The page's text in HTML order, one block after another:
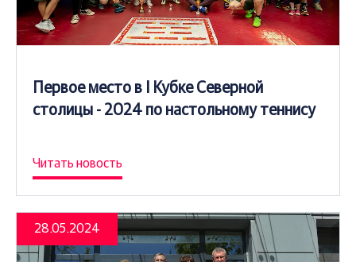
Первое место в I Кубке Северной
столицы - 2024 по настольному теннису
Читать новость
28.05.2024